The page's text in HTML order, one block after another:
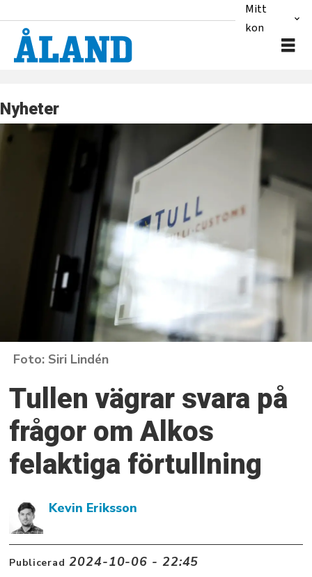
Mitt
konto
Nyheter
Siri Lindén
Tullen vägrar svara på
frågor om Alkos
felaktiga förtullning
Kevin Eriksson
Publicerad 2024-10-06 - 22:45